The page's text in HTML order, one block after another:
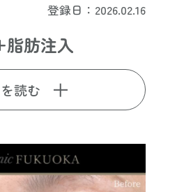
登録日：2026.02.16
肪注入
読む